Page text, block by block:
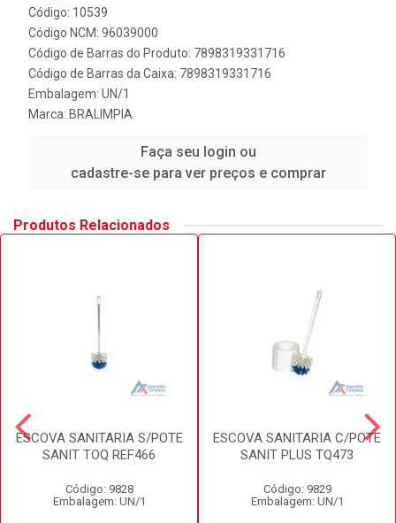
Código: 10539
Código NCM: 96039000
Código de Barras do Produto: 7898319331716
Código de Barras da Caixa: 7898319331716
Embalagem: UN/1
Marca: BRALIMPIA
Faça seu login ou
cadastre-se para ver preços e comprar
Produtos Relacionados
ESCOVA SANITARIA S/POTE
SANIT TOQ REF466
Código: 9828
Embalagem: UN/1
ESCOVA SANITARIA C/POTE
SANIT PLUS TQ473
Código: 9829
Embalagem: UN/1